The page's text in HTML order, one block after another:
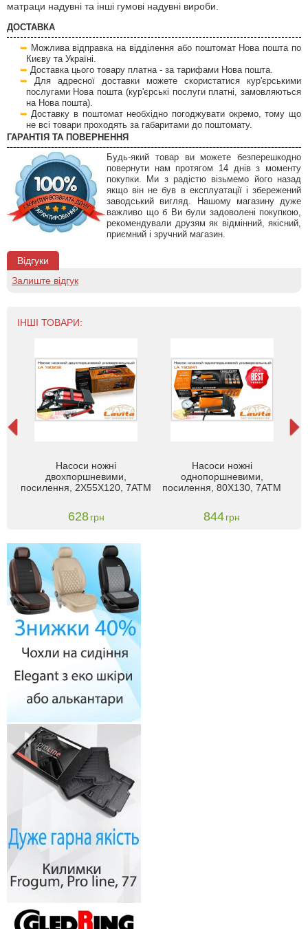
матраци надувні та інші гумові надувні вироби.
ДОСТАВКА
Можлива відправка на відділення або поштомат Нова пошта по
Києву та Україні.
Доставка цього товару платна - за тарифами Нова пошта.
Для адресної доставки можете скористатися кур'єрськими
послугами Нова пошта (кур'єрські послуги платні, замовляються
на Нова пошта).
Доставку в поштомат необхідно погоджувати окремо, тому що
не всі товари проходять за габаритами до поштомату.
ГАРАНТІЯ ТА ПОВЕРНЕННЯ
Будь-який товар ви можете безперешкодно
повернути нам протягом 14 днів з моменту
покупки. Ми з радістю візьмемо його назад
якщо він не був в експлуатації і збережений
заводський вигляд. Нашому магазину дуже
важливо що б Ви були задоволені покупкою,
рекомендували друзям як відмінний, якісний,
приємний і зручний магазин.
Відгуки
Залиште відгук
ІНШІ ТОВАРИ:
Насоси ножні
двохпоршневими,
посилення, 2Х55Х120, 7АТМ
628 грн
Насоси ножні
однопоршневими,
посилення, 80X130, 7АТМ
844грн